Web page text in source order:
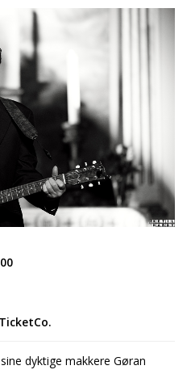
dyktige makkere Gøran